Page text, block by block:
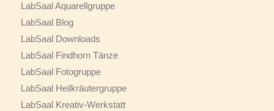
LabSaal Aquarellgruppe
LabSaal Blog
LabSaal Downloads
LabSaal Findhorn Tänze
LabSaal Fotogruppe
LabSaal Heilkräutergruppe
LabSaal Kreativ-Werkstatt